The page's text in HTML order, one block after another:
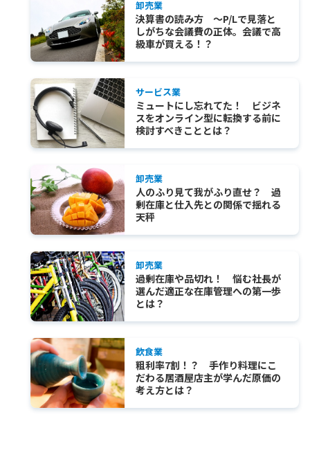
卸売業
決算書の読み方 ～P/Lで見落と
しがちな会議費の正体。会議で高
級車が買える！？
サービス業
ミュートにし忘れてた！ ビジネ
スをオンライン型に転換する前に
検討すべきこととは？
卸売業
人のふり見て我がふり直せ？ 過
剰在庫と仕入先との関係で揺れる
天秤
卸売業
過剰在庫や品切れ！ 悩む社長が
選んだ適正な在庫管理への第一歩
とは？
飲食業
粗利率7割！？ 手作り料理にこ
だわる居酒屋店主が学んだ原価の
考え方とは？